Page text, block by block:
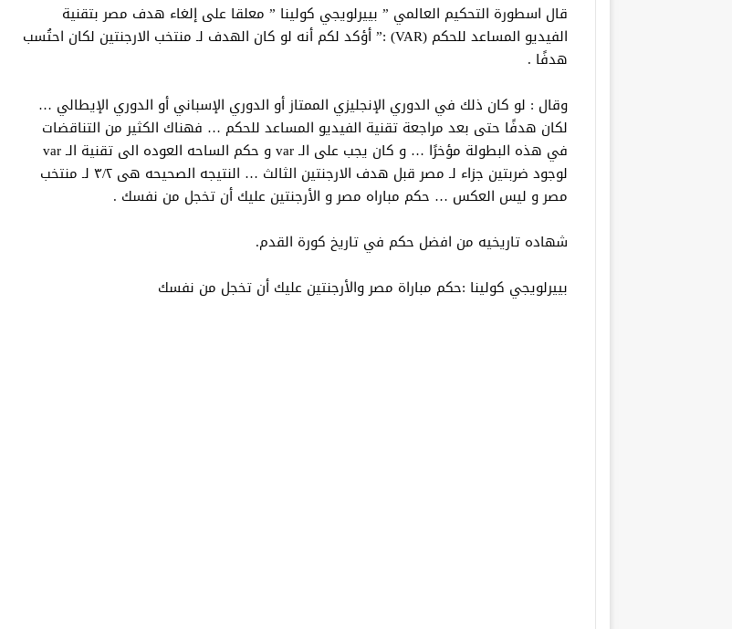
قال اسطورة التحكيم العالمي ” بييرلويجي كولينا ” معلقا على إلغاء هدف مصر بتقنية
الفيديو المساعد للحكم (VAR) :‏” أؤكد لكم أنه لو كان الهدف لـ منتخب الارجنتين لكان احتُسب
هدفًا .
وقال : لو كان ذلك في الدوري الإنجليزي الممتاز أو الدوري الإسباني أو الدوري الإيطالي …
لكان هدفًا حتى بعد مراجعة تقنية الفيديو المساعد للحكم … فهناك الكثير من التناقضات
في هذه البطولة مؤخرًا … و كان يجب على الـ var و حكم الساحه العوده الى تقنية الـ var
لوجود ضربتين جزاء لـ مصر قبل هدف الارجنتين الثالث … النتيجه الصحيحه هى ٣/٢ لـ منتخب
مصر و ليس العكس … حكم مباراه مصر و الأرجنتين عليك أن تخجل من نفسك .
شهاده تاريخيه من افضل حكم في تاريخ كورة القدم.
بييرلويجي كولينا :حكم مباراة مصر والأرجنتين عليك أن تخجل من نفسك